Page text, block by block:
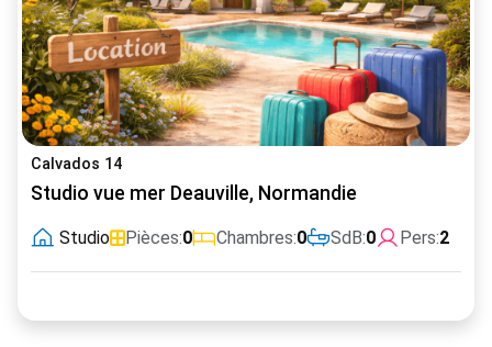
Calvados 14
Studio vue mer Deauville, Normandie
Studio Pièces:0 Chambres:0 SdB:0 Pers:2